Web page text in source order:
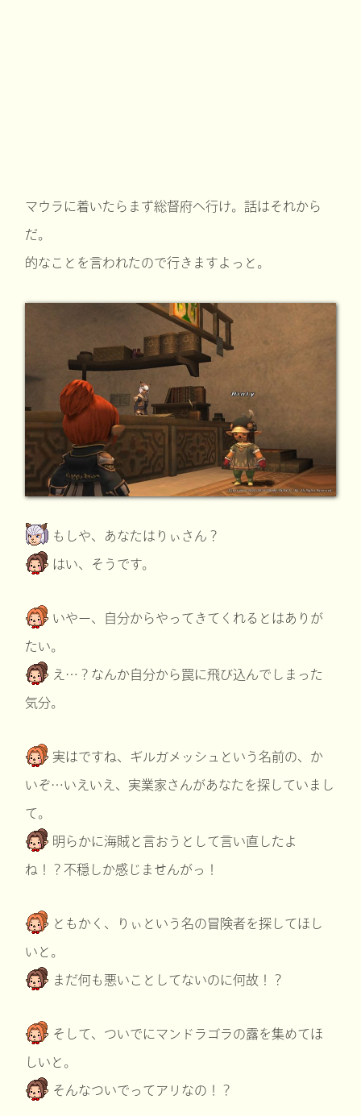
マウラに着いたらまず総督府へ行け。話はそれから
だ。
的なことを言われたので行きますよっと。
もしや、あなたはりぃさん？
はい、そうです。
いやー、自分からやってきてくれるとはありが
たい。
え…？なんか自分から罠に飛び込んでしまった
気分。
実はですね、ギルガメッシュという名前の、か
いぞ…いえいえ、実業家さんがあなたを探していまし
て。
明らかに海賊と言おうとして言い直したよ
ね！？不穏しか感じませんがっ！
ともかく、りぃという名の冒険者を探してほし
いと。
まだ何も悪いことしてないのに何故！？
そして、ついでにマンドラゴラの露を集めてほ
しいと。
そんなついでってアリなの！？